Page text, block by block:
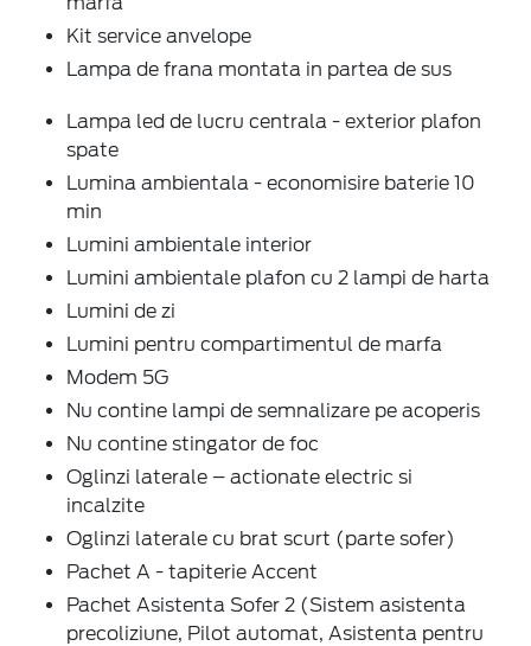
Kit service anvelope
Lampa de frana montata in partea de sus
Lampa led de lucru centrala - exterior plafon
spate
Lumina ambientala - economisire baterie 10
min
Lumini ambientale interior
Lumini ambientale plafon cu 2 lampi de harta
Lumini de zi
Lumini pentru compartimentul de marfa
Modem 5G
Nu contine lampi de semnalizare pe acoperis
Nu contine stingator de foc
Oglinzi laterale – actionate electric si
incalzite
Oglinzi laterale cu brat scurt (parte sofer)
Pachet A - tapiterie Accent
Pachet Asistenta Sofer 2 (Sistem asistenta
precoliziune, Pilot automat, Asistenta pentru